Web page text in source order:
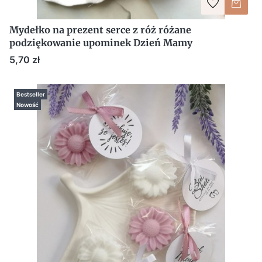
Mydełko na prezent serce z róż różane
podziękowanie upominek Dzień Mamy
Cena
5,70 zł
Bestseller
Nowość